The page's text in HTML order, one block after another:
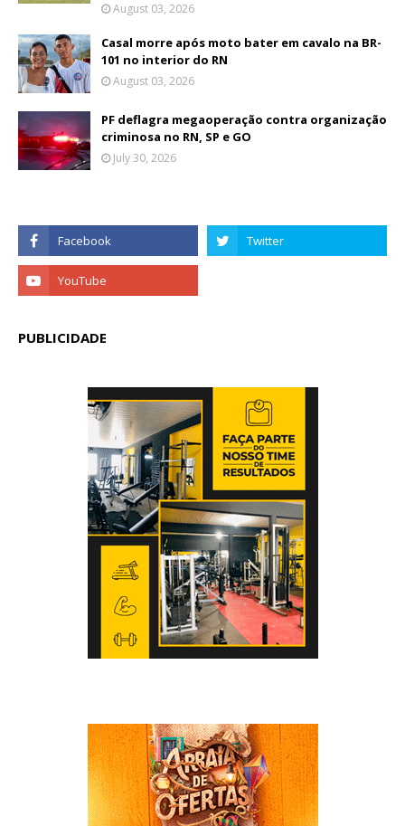
August 03, 2026
Casal morre após moto bater em cavalo na BR-
101 no interior do RN
August 03, 2026
PF deflagra megaoperação contra organização
criminosa no RN, SP e GO
July 30, 2026
PUBLICIDADE